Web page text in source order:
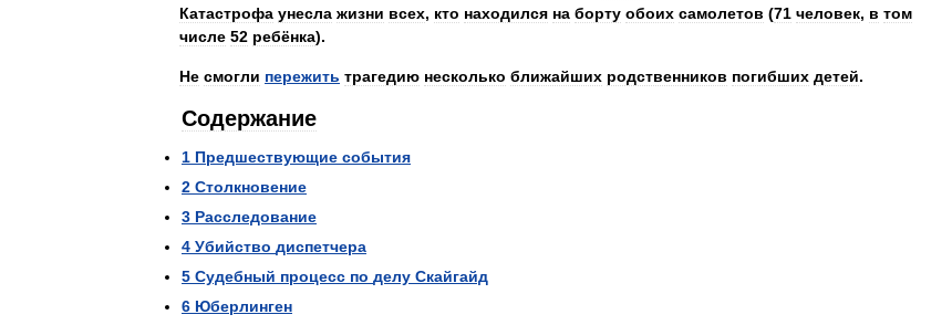
Катастрофа унесла жизни всех, кто находился на борту обоих самолетов (71 человек, в том
числе 52 ребёнка).
Не смогли пережить трагедию несколько ближайших родственников погибших детей.
Содержание
1 Предшествующие события
2 Столкновение
3 Расследование
4 Убийство диспетчера
5 Судебный процесс по делу Скайгайд
6 Юберлинген